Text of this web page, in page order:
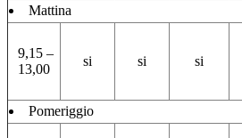
Mattina
9,15 –
13,00
si si si
Pomeriggio